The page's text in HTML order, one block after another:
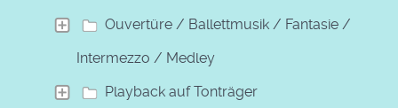
Ouvertüre / Ballettmusik / Fantasie /
Intermezzo / Medley
Playback auf Tonträger